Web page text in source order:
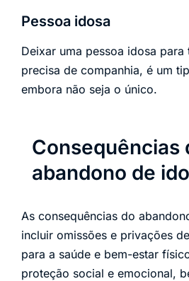
Pessoa idosa
Deixar uma pessoa idosa para
precisa de companhia, é um
embora não seja o único.
Consequências
abandono de
As consequências do
incluir omissões e privações
para a saúde e bem-estar
proteção social e emocional,